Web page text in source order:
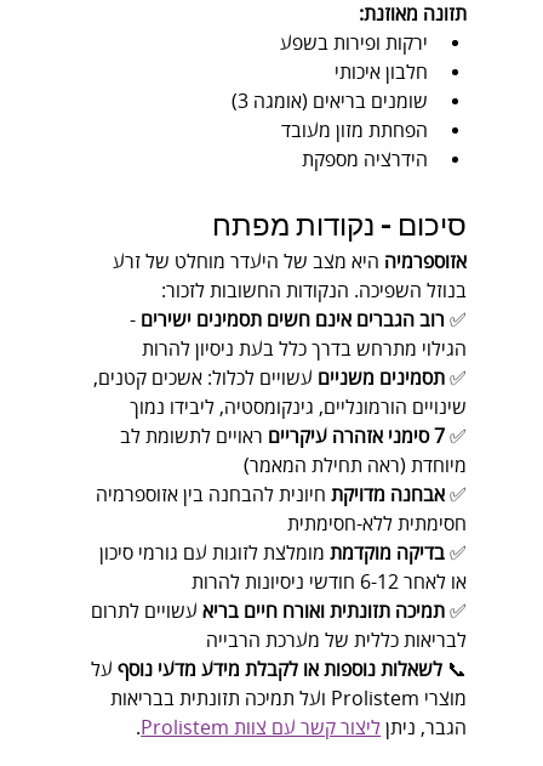
תזונה מאוזנת:
ירקות ופירות בשפע
חלבון איכותי
שומנים בריאים (אומגה 3)
הפחתת מזון מעובד
הידרציה מספקת
סיכום - נקודות מפתח
אזוספרמיה היא מצב של היעדר מוחלט של זרע
בנוזל השפיכה. הנקודות החשובות לזכור:
✅ רוב הגברים אינם חשים תסמינים ישירים -
הגילוי מתרחש בדרך כלל בעת ניסיון להרות
✅ תסמינים משניים עשויים לכלול: אשכים קטנים,
שינויים הורמונליים, גינקומסטיה, ליבידו נמוך
✅ 7 סימני אזהרה עיקריים
ראויים לתשומת לב
מיוחדת (ראה תחילת המאמר)
✅ אבחנה מדויקת חיונית להבחנה בין אזוספרמיה
חסימתית ללא-חסימתית
✅ בדיקה מוקדמת מומלצת לזוגות עם גורמי סיכון
או לאחר 6-12 חודשי ניסיונות להרות
✅ תמיכה תזונתית ואורח חיים בריא עשויים לתרום
לבריאות כללית של מערכת הרבייה
📞 לשאלות נוספות או לקבלת מידע מדעי נוסף על
מוצרי Prolistem ועל תמיכה תזונתית בבריאות
הגבר, ניתן ליצור קשר עם צוות Prolistem .